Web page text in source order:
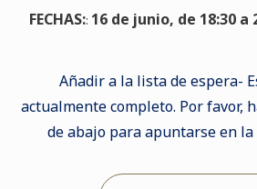
FECHAS:: 16 de junio, de 18:30 a
Añadir a la lista de espera-
actualmente completo. Por favor,
de abajo para apuntarse en